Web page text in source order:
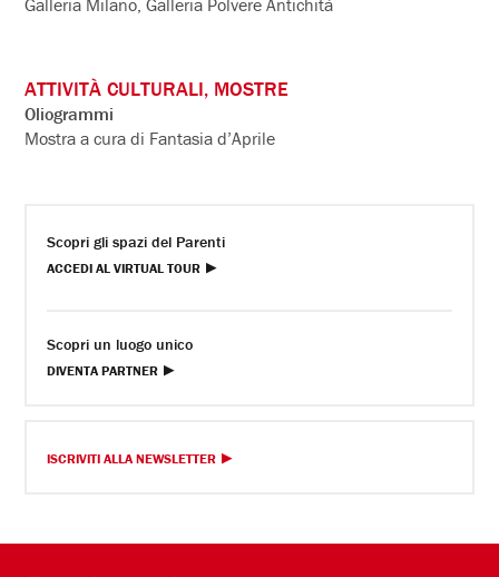
Galleria Milano, Galleria Polvere Antichità
ATTIVITÀ CULTURALI, MOSTRE
Oliogrammi
Mostra a cura di Fantasia d’Aprile
Scopri gli spazi del Parenti
ACCEDI AL VIRTUAL TOUR
Scopri un luogo unico
DIVENTA PARTNER
ISCRIVITI ALLA NEWSLETTER